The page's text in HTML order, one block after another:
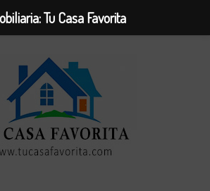
Tu Casa Favorita